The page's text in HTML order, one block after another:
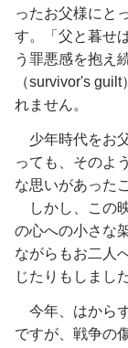
ったお父様にと
す。「父と暮せ
う罪悪感を抱え
（survivor's
れません。
少年時代をお
っても、そのよ
な思いがあった
しかし、この
の心への小さな
ながらもお二人
じたりもしました
今年、はから
ですが、戦争の